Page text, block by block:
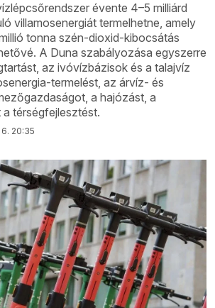
évente 4–5 milliárd
villamosenergiát termelhetne, amely
tonna szén-dioxid-kibocsátás
A Duna szabályozása egyszerre
az ivóvízbázisok és a talajvíz
termelést, az árvíz- és
a hajózást, a
térségfejlesztést.
20:35